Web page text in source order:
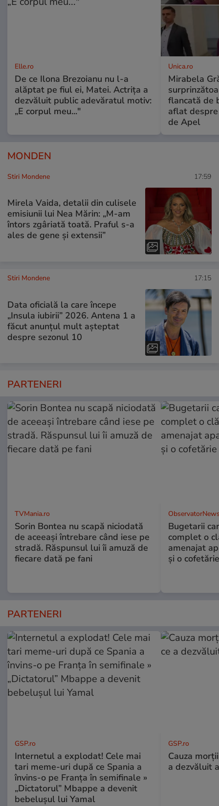
Elle.ro
De ce Ilona Brezoianu nu l-a
alăptat pe fiul ei, Matei. Actrița a
dezvăluit public adevăratul motiv:
„E corpul meu..."
Unica.ro
Mirabela
flancată de
aflat
de Apel
MONDEN
Stiri Mondene 17:59
Mirela Vaida, detalii din culisele
emisiunii lui Nea Mărin: „M-am
întors zgâriată toată. Praful s-a
ales de gene și extensii”
Stiri Mondene 17:15
Data oficială la care începe
„Insula iubirii” 2026. Antena 1 a
făcut anunțul mult așteptat
despre sezonul 10
PARTENERI
TVMania.ro
Sorin Bontea nu scapă niciodată
de aceeași întrebare când iese pe
stradă. Răspunsul lui îi amuză de
fiecare dată pe fani
Bugetarii
complet o
amenajat
și o cofetărie
PARTENERI
GSP.ro
Internetul a explodat! Cele mai
tari meme-uri după ce Spania a
învins-o pe Franța în semifinale »
„Dictatorul” Mbappe a devenit
bebelușul lui Yamal
GSP.ro
Cauza
a dezvăluit